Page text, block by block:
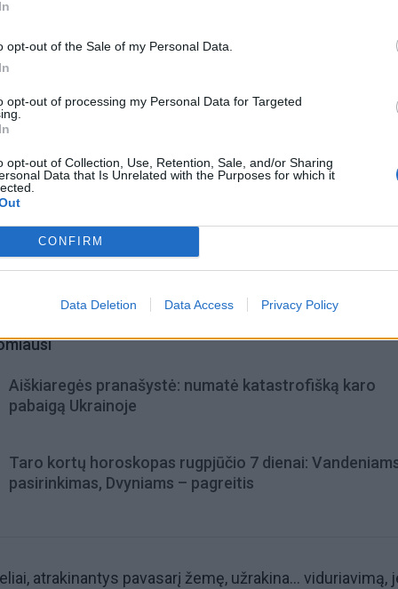
opt-out of the Sale of my Personal Data.
opt-out of processing my Personal Data for Targeted
opt-out of Collection, Use, Retention, Sale, and/or Sharing
Data that Is Unrelated with the Purposes for which it
CONFIRM
Data Deletion Data Access Privacy Policy
Aiškiaregės pranašystė: numatė katastrofišką karo
pabaigą Ukrainoje
Taro kortų horoskopas rugpjūčio 7 dienai:
pasirinkimas, Dvyniams – pagreitis
atrakinantys pavasarį žemę, užrakina... viduriavimą,